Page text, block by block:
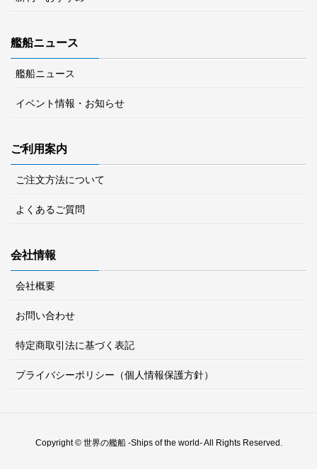
艦船ニュース
艦船ニュース
イベント情報・お知らせ
ご利用案内
ご注文方法について
よくあるご質問
会社情報
会社概要
お問い合わせ
特定商取引法に基づく表記
プライバシーポリシー（個人情報保護方針）
Copyright © 世界の艦船 -Ships of the world- All Rights Reserved.